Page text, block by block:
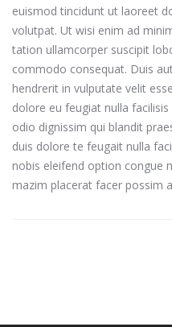
euismod tincidunt ut laoreet
volutpat. Ut wisi enim ad
tation ullamcorper suscipit
commodo consequat. Duis
hendrerit in vulputate velit
dolore eu feugiat nulla
odio dignissim qui blandit
duis dolore te feugait nulla
nobis eleifend option congue
mazim placerat facer possim